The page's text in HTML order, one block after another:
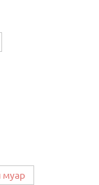
муар